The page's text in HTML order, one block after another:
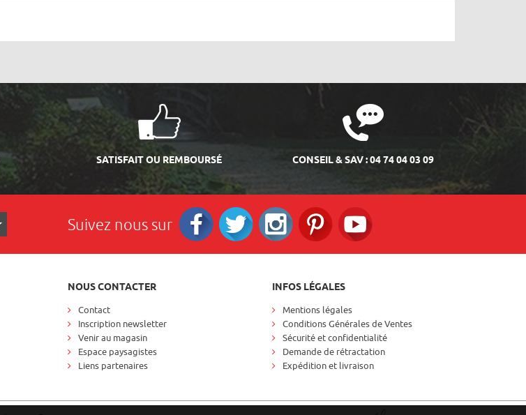
SATISFAIT OU REMBOURSÉ CONSEIL & SAV : 04 74 04 03 09
Suivez nous sur
NOUS CONTACTER
Contact
Inscription newsletter
Venir au magasin
Espace paysagistes
Liens partenaires
INFOS LÉGALES
Mentions légales
Conditions Générales de Ventes
Sécurité et confidentialité
Demande de rétractation
Expédition et livraison